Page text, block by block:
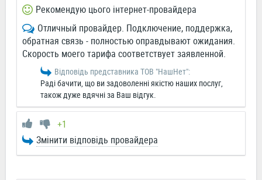
Рекомендую цього інтернет-провайдера
Отличный провайдер. Подключение, поддержка,
обратная связь - полностью оправдывают ожидания.
Скорость моего тарифа соответствует заявленной.
Відповідь представника ТОВ "НашНет":
Раді бачити, що ви задоволенні якістю наших послуг,
також дуже вдячні за Ваш відгук.
+1
Змінити відповідь провайдера